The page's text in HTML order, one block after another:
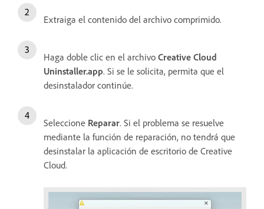
Extraiga el contenido del archivo comprimido.
Haga doble clic en el archivo Creative Cloud
Uninstaller.app. Si se le solicita, permita que el
desinstalador continúe.
Seleccione Reparar. Si el problema se resuelve
mediante la función de reparación, no tendrá que
desinstalar la aplicación de escritorio de Creative
Cloud.